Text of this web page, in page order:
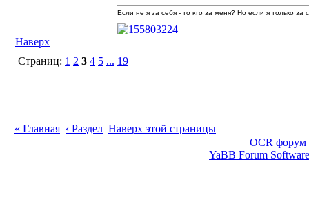
Наверх
Если не я за себя - то кто за меня? Но если я только
Страниц: 1 2 3 4 5 ... 19
« Главная ‹ Раздел Наверх этой страницы
OCR форум
YaBB Forum Software